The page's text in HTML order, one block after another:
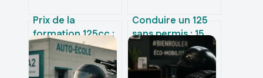
Prix de la
formation 125cc :
7 heures de stage
et 3 leviers pour
maîtriser votre
Conduire un 125
sans permis : 15
000 € d’amende
et les 3 cas où
vous êtes en règle